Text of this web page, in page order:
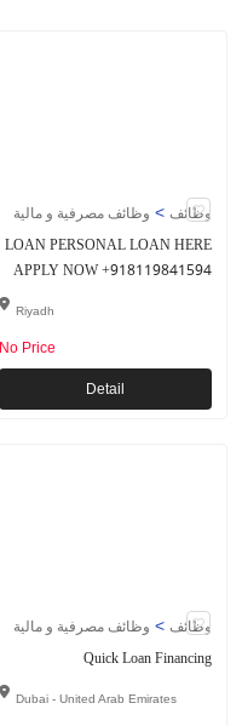
وظائف > وظائف مصرفية و مالية
LOAN PERSONAL LOAN HERE
APPLY NOW +918119841594
Riyadh
No Price
Detail
وظائف > وظائف مصرفية و مالية
Quick Loan Financing
Dubai - United Arab Emirates